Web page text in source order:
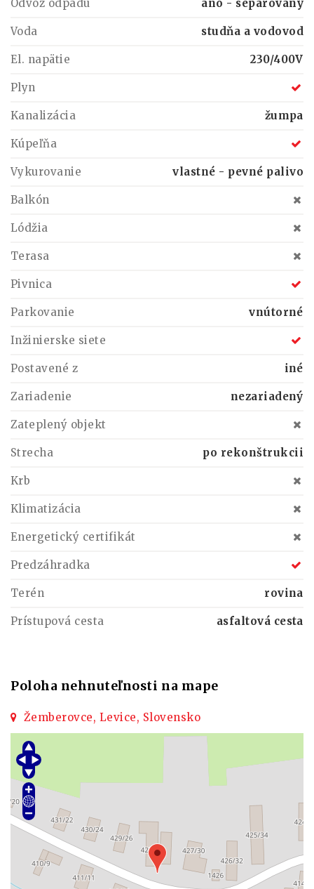
Odvoz odpadu áno - separovaný
Voda studňa a vodovod
El. napätie 230/400V
Plyn
Kanalizácia žumpa
Kúpeľňa
Vykurovanie vlastné - pevné palivo
Balkón
Lódžia
Terasa
Pivnica
Parkovanie vnútorné
Inžinierske siete
Postavené z iné
Zariadenie nezariadený
Zateplený objekt
Strecha po rekonštrukcii
Krb
Klimatizácia
Energetický certifikát
Predzáhradka
Terén rovina
Prístupová cesta asfaltová cesta
Poloha nehnuteľnosti na mape
Žemberovce, Levice, Slovensko